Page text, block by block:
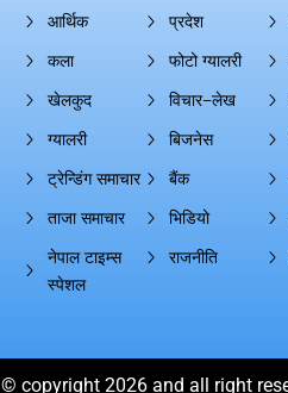
आर्थिक
कला
खेलकुद
ग्यालरी
ट्रेन्डिंग समाचार
ताजा समाचार
नेपाल टाइम्स
स्पेशल
प्रदेश
फोटो ग्यालरी
विचार–लेख
बिजनेस
बैंक
भिडियो
राजनीति
© copyright 2026 and all right